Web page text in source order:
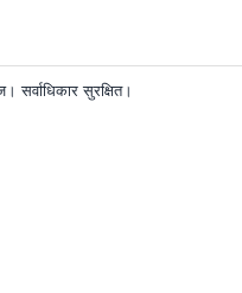
सुरक्षित।